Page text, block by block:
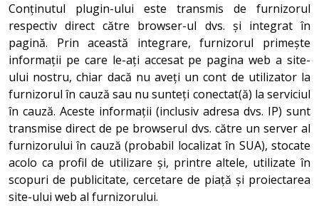
Conținutul plugin-ului este transmis de furnizorul
respectiv direct către browser-ul dvs. și integrat în
pagină. Prin această integrare, furnizorul primește
informații pe care le-ați accesat pe pagina web a site-
ului nostru, chiar dacă nu aveți un cont de utilizator la
furnizorul în cauză sau nu sunteți conectat(ă) la serviciul
în cauză. Aceste informații (inclusiv adresa dvs. IP) sunt
transmise direct de pe browserul dvs. către un server al
furnizorului în cauză (probabil localizat în SUA), stocate
acolo ca profil de utilizare și, printre altele, utilizate în
scopuri de publicitate, cercetare de piață și proiectarea
site-ului web al furnizorului.